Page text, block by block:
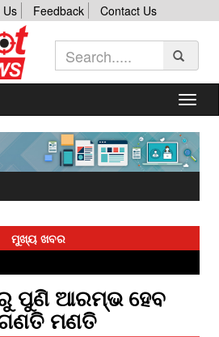
Us Feedback Contact Us
ମୁଖ୍ୟ ଖବର
ପୁଣି ଆରମ୍ଭ ହେବ
ମଣତି